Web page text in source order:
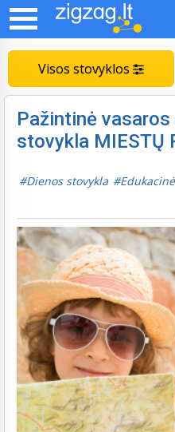
Visos stovyklos
Pažintinė
stovykla MIESTŲ
Dienos stovykla